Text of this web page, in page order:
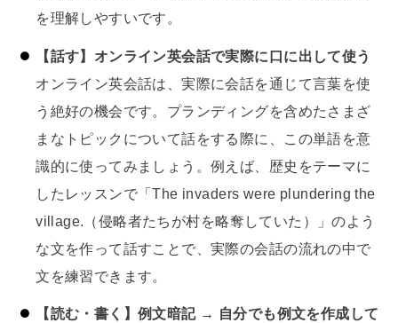
を理解しやすいです。
【話す】オンライン英会話で実際に口に出して使う
オンライン英会話は、実際に会話を通じて言葉を使
う絶好の機会です。プランディングを含めたさまざ
まなトピックについて話をする際に、この単語を意
識的に使ってみましょう。例えば、歴史をテーマに
したレッスンで「The invaders were plundering the
village.（侵略者たちが村を略奪していた）」のよう
な文を作って話すことで、実際の会話の流れの中で
文を練習できます。
【読む・書く】例文暗記 → 自分でも例文を作成して